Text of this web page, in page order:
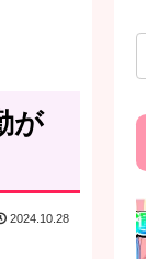
が
2024.10.28